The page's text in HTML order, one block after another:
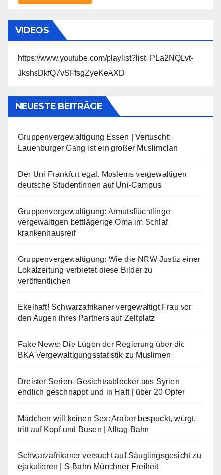
VIDEOS
https://www.youtube.com/playlist?list=PLa2NQLvt-
JkshsDkfQ7vSFfsgZyeKeAXD
NEUESTE BEITRÄGE
Gruppenvergewaltigung Essen | Vertuscht:
Lauenburger Gang ist ein großer Muslimclan
Der Uni Frankfurt egal: Moslems vergewaltigen
deutsche Studentinnen auf Uni-Campus
Gruppenvergewaltigung: Armutsflüchtlinge
vergewaltigen bettlägerige Oma im Schlaf
krankenhausreif
Gruppenvergewaltigung: Wie die NRW Justiz einer
Lokalzeitung verbietet diese Bilder zu
veröffentlichen
Ekelhaft! Schwarzafrikaner vergewaltigt Frau vor
den Augen ihres Partners auf Zeltplatz
Fake News: Die Lügen der Regierung über die
BKA Vergewaltigungsstatistik zu Muslimen
Dreister Serien- Gesichtsablecker aus Syrien
endlich geschnappt und in Haft | über 20 Opfer
Mädchen will keinen Sex: Araber bespuckt, würgt,
tritt auf Kopf und Busen | Alltag Bahn
Schwarzafrikaner versucht auf Säuglingsgesicht zu
ejakulieren | S-Bahn Münchner Freiheit